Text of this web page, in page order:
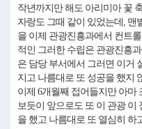
작년까지만 해도 아리미아 꽃
자랑도 그때 같이 있었는데, 맨
을 이제 관광진흥과에서 컨트
적인 그러한 수립은 관광진흥
은 담당 부서에서 그러면 이거
지고 나름대로 또 성공을 했지
이제 6개월째 접어들지만 아마
보듯이 앞으로도 또 이 관광 이
을 했고 나름대로 또 열심히 하